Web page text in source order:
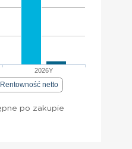
2026Y
Rentowność netto
po zakupie